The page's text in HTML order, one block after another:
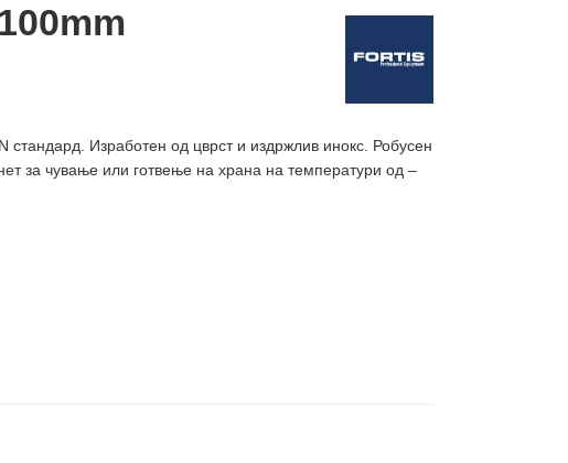
стандард. Изработен од цврст и издржлив инокс. Робусен
за чување или готвење на храна на температури од –